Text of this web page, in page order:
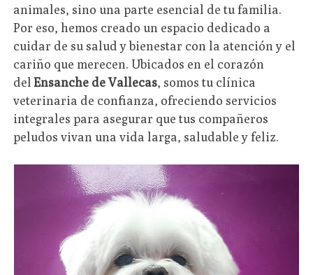
animales, sino una parte esencial de tu familia.
Por eso, hemos creado un espacio dedicado a
cuidar de su salud y bienestar con la atención y el
cariño que merecen. Ubicados en el corazón
delEnsanche de Vallecas, somos tu clínica
veterinaria de confianza, ofreciendo servicios
integrales para asegurar que tus compañeros
peludos vivan una vida larga, saludable y feliz.